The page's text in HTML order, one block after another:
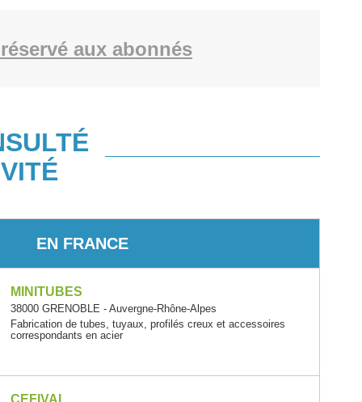
aux abonnés
EN FRANCE
MINITUBES
38000 GRENOBLE - Auvergne-Rhône-Alpes
Fabrication de tubes, tuyaux, profilés creux et accessoires
correspondants en acier
CEFIVAL